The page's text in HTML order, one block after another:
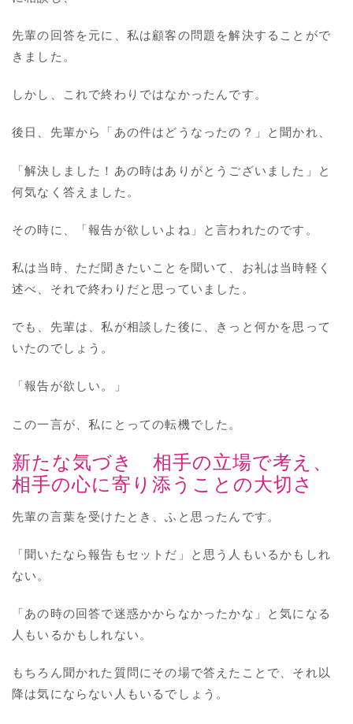
先輩の回答を元に、私は顧客の問題を解決することがで
きました。
しかし、これで終わりではなかったんです。
後日、先輩から「あの件はどうなったの？」と聞かれ、
「解決しました！あの時はありがとうございました」と
何気なく答えました。
その時に、「報告が欲しいよね」と言われたのです。
私は当時、ただ聞きたいことを聞いて、お礼は当時軽く
述べ、それで終わりだと思っていました。
でも、先輩は、私が相談した後に、きっと何かを思って
いたのでしょう。
「報告が欲しい。」
この一言が、私にとっての転機でした。
新たな気づき 相手の立場で考え、
相手の心に寄り添うことの大切さ
先輩の言葉を受けたとき、ふと思ったんです。
「聞いたなら報告もセットだ」と思う人もいるかもしれ
ない。
「あの時の回答で迷惑かからなかったかな」と気になる
人もいるかもしれない。
もちろん聞かれた質問にその場で答えたことで、それ以
降は気にならない人もいるでしょう。